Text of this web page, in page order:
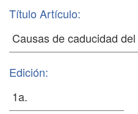
Título Artículo:
Edición: